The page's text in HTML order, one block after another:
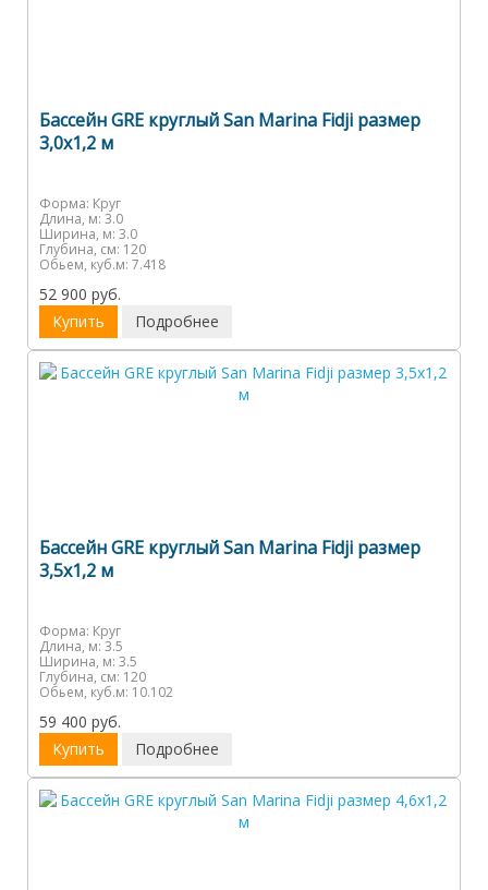
Бассейн GRE круглый San Marina Fidji размер
3,0х1,2 м
Форма: Круг
Длина, м: 3.0
Ширина, м: 3.0
Глубина, см: 120
Обьем, куб.м: 7.418
52 900 руб.
Купить
Подробнее
Бассейн GRE круглый San Marina Fidji размер
3,5х1,2 м
Форма: Круг
Длина, м: 3.5
Ширина, м: 3.5
Глубина, см: 120
Обьем, куб.м: 10.102
59 400 руб.
Купить
Подробнее